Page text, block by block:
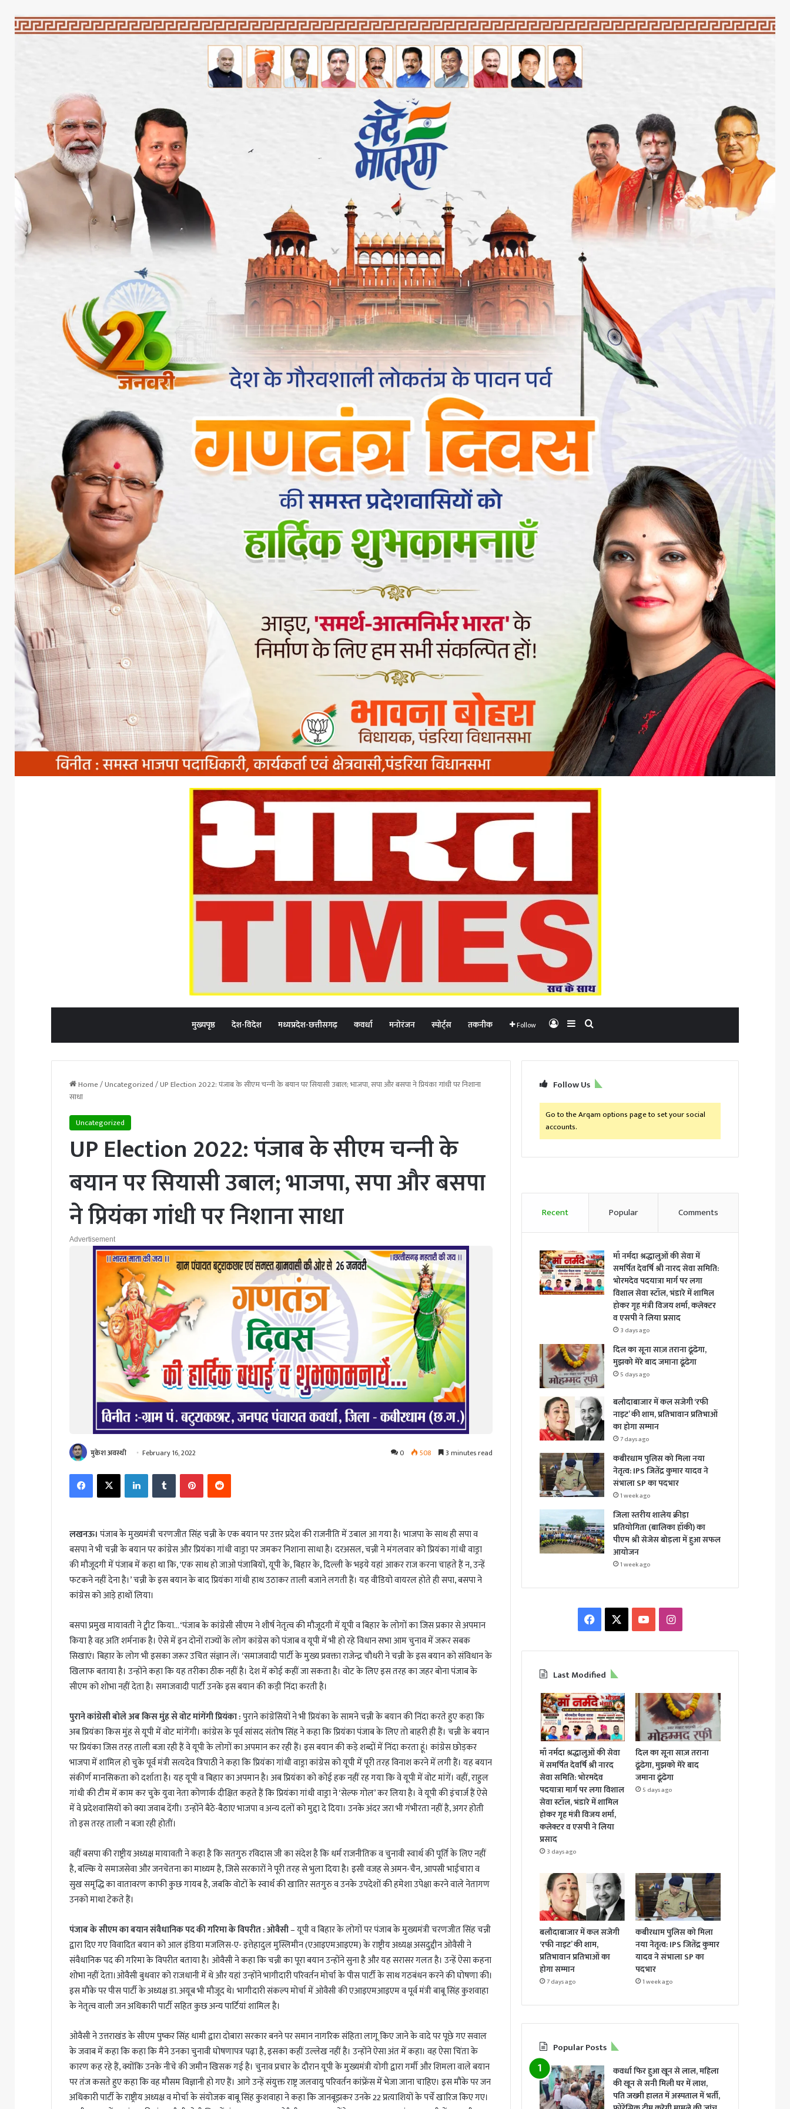
मुख्यपृष्ठ देश-विदेश मध्यप्रदेश-छत्तीसगढ़ कवर्धा मनोरंजन स्पोर्ट्स तकनीक Follow Log InSidebarSearch for
Home/Uncategorized/UP Election 2022: पंजाब के सीएम चन्‍नी के बयान पर सियासी उबाल; भाजपा, सपा और बसपा ने प्र‍ियंका गांधी पर निशाना
साधा
Uncategorized
UP Election 2022: पंजाब के सीएम चन्‍नी के
बयान पर सियासी उबाल; भाजपा, सपा और बसपा
ने प्र‍ियंका गांधी पर निशाना साधा
Advertisement
मुकेश अवस्थी February 16, 2022 0 508 3 minutes read
FacebookX LinkedInTumblr PinterestReddit
लखनऊ। पंजाब के मुख्यमंत्री चरणजीत सिंह चन्नी के एक बयान पर उत्तर प्रदेश की राजनीति में उबाल आ गया है। भाजपा के साथ ही सपा व
बसपा ने भी चन्नी के बयान पर कांग्रेस और प्रियंका गांधी वाड्रा पर जमकर निशाना साधा है। दरअसल, चन्नी ने मंगलवार को प्रियंका गांधी वाड्रा
की मौजूदगी में पंजाब में कहा था कि, ‘एक साथ हो जाओ पंजाबियों, यूपी के, बिहार के, दिल्ली के भइये यहां आकर राज करना चाहते हैं न, उन्हें
फटकने नहीं देना है।’ चन्नी के इस बयान के बाद प्रियंका गांधी हाथ उठाकर ताली बजाने लगती हैं। यह वीडियो वायरल होते ही सपा, बसपा ने
कांग्रेस को आड़े हाथों लिया।
बसपा प्रमुख मायावती ने ट्वीट किया… ‘पंजाब के कांग्रेसी सीएम ने शीर्ष नेतृत्व की मौजूदगी में यूपी व बिहार के लोगों का जिस प्रकार से अपमान
किया है वह अति शर्मनाक है। ऐसे में इन दोनों राज्यों के लोग कांग्रेस को पंजाब व यूपी में भी हो रहे विधान सभा आम चुनाव में जरूर सबक
सिखाएं। बिहार के लोग भी इसका जरूर उचित संज्ञान लें। ‘समाजवादी पार्टी के मुख्य प्रवक्ता राजेन्द्र चौधरी ने चन्नी के इस बयान को संविधान के
खिलाफ बताया है। उन्होंने कहा कि यह तरीका ठीक नहीं है। देश में कोई कहीं जा सकता है। वोट के लिए इस तरह का जहर बोना पंजाब के
सीएम को शोभा नहीं देता है। समाजवादी पार्टी उनके इस बयान की कड़ी निंदा करती है।
पुराने कांग्रेसी बोले अब किस मुंह से वोट मांगेंगी प्रियंका :पुराने कांग्रेसियों ने भी प्रियंका के सामने चन्नी के बयान की निंदा करते हुए कहा कि
अब प्रियंका किस मुंह से यूपी में वोट मांगेंगी। कांग्रेस के पूर्व सांसद संतोष सिंह ने कहा कि प्रियंका पंजाब के लिए तो बाहरी ही हैं। चन्नी के बयान
पर प्रियंका जिस तरह ताली बजा रही हैं वे यूपी के लोगों का अपमान कर रही हैं। इस बयान की कड़े शब्दों में निंदा करता हूं। कांग्रेस छोड़कर
भाजपा में शामिल हो चुके पूर्व मंत्री सत्यदेव त्रिपाठी ने कहा कि प्रियंका गांधी वाड्रा कांग्रेस को यूपी में पूरी तरह विनाश करने में लगी हैं। यह बयान
संकीर्ण मानसिकता को दर्शाता है। यह यूपी व बिहार का अपमान है। अब प्रियंका को कोई हक नहीं रह गया कि वे यूपी में वोट मांगें। वहीं, राहुल
गांधी की टीम में काम कर चुके युवा नेता कोणार्क दीक्षित कहते हैं कि प्रियंका गांधी वाड्रा ने ‘सेल्फ गोल’ कर लिया है। वे यूपी की इंचार्ज हैं ऐसे
में वे प्रदेशवासियों को क्या जवाब देंगी। उन्होंने बैठे-बैठाए भाजपा व अन्य दलों को मुद्दा दे दिया। उनके अंदर जरा भी गंभीरता नहीं है, अगर होती
तो इस तरह ताली न बजा रही होतीं।
वहीं बसपा की राष्ट्रीय अध्यक्ष मायावती ने कहा है कि सतगुरु रविदास जी का संदेश है कि धर्म राजनीतिक व चुनावी स्वार्थ की पूर्ति के लिए नहीं
है, बल्कि ये समाजसेवा और जनचेतना का माध्यम है, जिसे सरकारों ने पूरी तरह से भुला दिया है। इसी वजह से अमन-चैन, आपसी भाईचारा व
सुख समृद्धि का वातावरण काफी कुछ गायब है, जबकि वोटों के स्वार्थ की खातिर सतगुरु व उनके उपदेशों की हमेशा उपेक्षा करने वाले नेतागण
उनको माथा टेकते हैं।
पंजाब के सीएम का बयान संवैधानिक पद की गरिमा के विपरीत : ओवैसी– यूपी व बिहार के लोगों पर पंजाब के मुख्यमंत्री चरणजीत सिंह चन्नी
द्वारा दिए गए विवादित बयान को आल इंडिया मजलिस-ए- इत्तेहादुल मुस्लिमीन (एआइएमआइएम) के राष्ट्रीय अध्यक्ष असदुद्दीन ओवैसी ने
संवैधानिक पद की गरिमा के विपरीत बताया है। ओवैसी ने कहा कि चन्नी का पूरा बयान उन्होंने सुना है और यह सरासर गलत है। उन्हें ऐसा कहना
शोभा नहीं देता।ओवैसी बुधवार को राजधानी में थे और यहां उन्होंने भागीदारी परिवर्तन मोर्चा के पीस पार्टी के साथ गठबंधन करने की घोषणा की।
इस मौके पर पीस पार्टी के अध्यक्ष डा. अयूब भी मौजूद थे। भागीदारी संकल्प मोर्चा में ओवैसी की एआइएमआइएम व पूर्व मंत्री बाबू सिंह कुशवाहा
के नेतृत्व वाली जन अधिकारी पार्टी सहित कुछ अन्य पार्टियां शामिल है।
ओवैसी ने उत्तराखंड के सीएम पुष्कर सिंह धामी द्वारा दाेबारा सरकार बनने पर समान नागरिक संहिता लागू किए जाने के वादे पर पूछे गए सवाल
के जवाब में कहा कि कहा कि मैंने उनका चुनावी घोषणापत्र पढ़ा है, इसका कहीं उल्लेख नहीं है। उन्होंने ऐसा अंत में कहा। वह ऐसा चिंता के
कारण कह रहे हैं, क्योंकि उनके नीचे की जमीन खिसक गई है। चुनाव प्रचार के दौरान यूपी के मुख्यमंत्री योगी द्वारा गर्मी और शिमला वाले बयान
पर तंज कसते हुए कहा कि वह मौसम विज्ञानी हो गए हैं। आगे उन्हें संयुक्त राष्ट्र जलवायु परिवर्तन कांफ्रेंस में भेजा जाना चाहिए। इस मौके पर जन
अधिकारी पार्टी के राष्ट्रीय अध्यक्ष व मोर्चा के संयोजक बाबू सिंह कुशवाहा ने कहा कि जानबूझकर उनके 22 प्रत्याशियों के पर्चे खारिज किए गए।
Follow Us
Go to the Arqam options page to set your social
accounts.
Recent Popular Comments
माँ नर्मदा श्रद्धालुओं की सेवा में
समर्पित देवर्षि श्री नारद सेवा समिति:
भोरमदेव पदयात्रा मार्ग पर लगा
विशाल सेवा स्टॉल, भंडारे में शामिल
होकर गृह मंत्री विजय शर्मा, कलेक्टर
व एसपी ने लिया प्रसाद
3 days ago
दिल का सूना साज़ तराना ढूंढेगा,
मुझको मेरे बाद जमाना ढूंढेगा
5 days ago
बलौदाबाजार में कल सजेगी ‘रफी
नाइट’ की शाम, प्रतिभावान प्रतिभाओं
का होगा सम्मान
7 days ago
कबीरधाम पुलिस को मिला नया
नेतृत्व: IPS जितेंद्र कुमार यादव ने
संभाला SP का पदभार
1 week ago
जिला स्तरीय शालेय क्रीड़ा
प्रतियोगिता (बालिका हॉकी) का
पीएम श्री सेजेस बोड़ला में हुआ सफल
आयोजन
1 week ago
Facebook YouTubeInstagram
Last Modified
माँ नर्मदा श्रद्धालुओं की सेवा
में समर्पित देवर्षि श्री नारद
सेवा समिति: भोरमदेव
पदयात्रा मार्ग पर लगा विशाल
सेवा स्टॉल, भंडारे में शामिल
होकर गृह मंत्री विजय शर्मा,
कलेक्टर व एसपी ने लिया
प्रसाद
3 days ago
दिल का सूना साज़ तराना
ढूंढेगा, मुझको मेरे बाद
जमाना ढूंढेगा
5 days ago
बलौदाबाजार में कल सजेगी
‘रफी नाइट’ की शाम,
प्रतिभावान प्रतिभाओं का
होगा सम्मान
7 days ago
कबीरधाम पुलिस को मिला
नया नेतृत्व: IPS जितेंद्र कुमार
यादव ने संभाला SP का
पदभार
1 week ago
Popular Posts
कवर्धा फिर हुआ खून से लाल, महिला
की खून से सनी मिली घर में लाश,
पति जख्मी हालत में अस्पताल में भर्ती,